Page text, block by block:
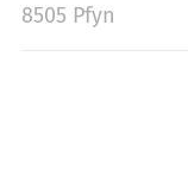
8505 Pfyn